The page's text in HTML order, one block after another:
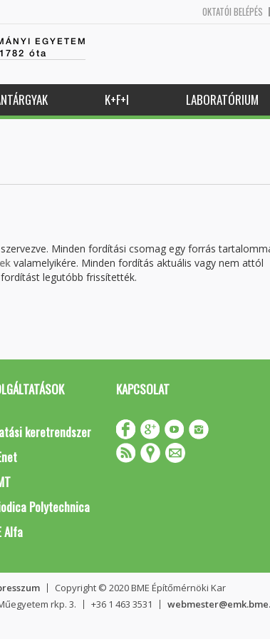
OKTATÓI BELÉPÉS
EGYETEM
óta
K+F+I LABORATÓRIUM
Minden fordítási csomag egy forrás
valamelyikére. Minden fordítás aktuális vagy nem attól
legutóbb frissítették.
keretrendszer
Polytechnica
Alfa
KAPCSOLAT
Copyright © 2020 BME Építőmérnöki Kar
rkp. 3.
+36 1 463 3531